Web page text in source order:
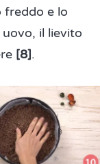
freddo e lo
il lievito
[8].